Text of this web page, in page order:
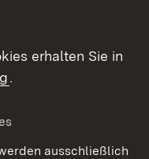
erhalten Sie in
.
ausschließlich